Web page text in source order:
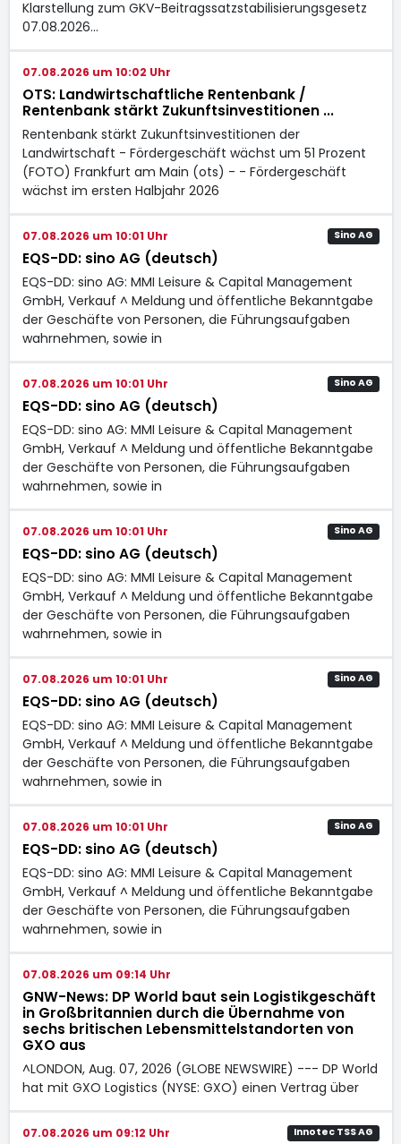
Klarstellung zum GKV-Beitragssatzstabilisierungsgesetz
07.08.2026…
07.08.2026 um 10:02 Uhr
OTS: Landwirtschaftliche Rentenbank /
Rentenbank stärkt Zukunftsinvestitionen ...
Rentenbank stärkt Zukunftsinvestitionen der
Landwirtschaft - Fördergeschäft wächst um 51 Prozent
(FOTO) Frankfurt am Main (ots) - - Fördergeschäft
wächst im ersten Halbjahr 2026
07.08.2026 um 10:01 Uhr Sino AG
EQS-DD: sino AG (deutsch)
EQS-DD: sino AG: MMI Leisure & Capital Management
GmbH, Verkauf ^ Meldung und öffentliche Bekanntgabe
der Geschäfte von Personen, die Führungsaufgaben
wahrnehmen, sowie in
07.08.2026 um 10:01 Uhr Sino AG
EQS-DD: sino AG (deutsch)
EQS-DD: sino AG: MMI Leisure & Capital Management
GmbH, Verkauf ^ Meldung und öffentliche Bekanntgabe
der Geschäfte von Personen, die Führungsaufgaben
wahrnehmen, sowie in
07.08.2026 um 10:01 Uhr Sino AG
EQS-DD: sino AG (deutsch)
EQS-DD: sino AG: MMI Leisure & Capital Management
GmbH, Verkauf ^ Meldung und öffentliche Bekanntgabe
der Geschäfte von Personen, die Führungsaufgaben
wahrnehmen, sowie in
07.08.2026 um 10:01 Uhr Sino AG
EQS-DD: sino AG (deutsch)
EQS-DD: sino AG: MMI Leisure & Capital Management
GmbH, Verkauf ^ Meldung und öffentliche Bekanntgabe
der Geschäfte von Personen, die Führungsaufgaben
wahrnehmen, sowie in
07.08.2026 um 10:01 Uhr Sino AG
EQS-DD: sino AG (deutsch)
EQS-DD: sino AG: MMI Leisure & Capital Management
GmbH, Verkauf ^ Meldung und öffentliche Bekanntgabe
der Geschäfte von Personen, die Führungsaufgaben
wahrnehmen, sowie in
07.08.2026 um 09:14 Uhr
GNW-News: DP World baut sein Logistikgeschäft
in Großbritannien durch die Übernahme von
sechs britischen Lebensmittelstandorten von
GXO aus
^LONDON, Aug. 07, 2026 (GLOBE NEWSWIRE) --- DP World
hat mit GXO Logistics (NYSE: GXO) einen Vertrag über
07.08.2026 um 09:12 Uhr Innotec TSS AG